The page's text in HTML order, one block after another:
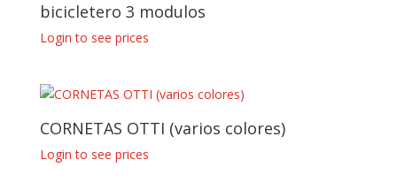
bicicletero 3 modulos
Login to see prices
CORNETAS OTTI (varios colores)
Login to see prices